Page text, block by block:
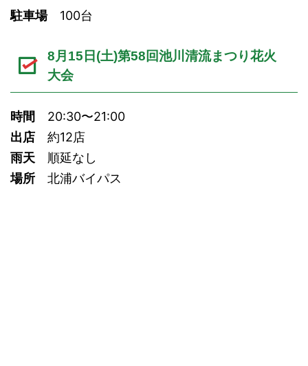
駐車場100台
8月15日(土)第58回池川清流まつり花火
大会
時間 20:30〜21:00
出店 約12店
雨天 順延なし
場所 北浦バイパス